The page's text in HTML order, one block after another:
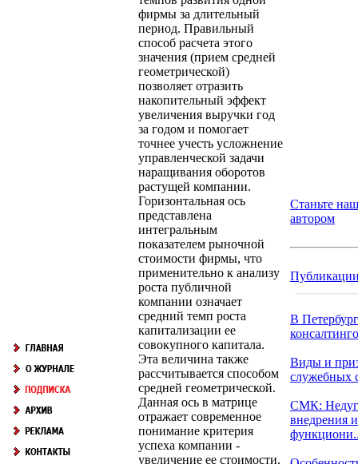
фирмы за длительный
период. Правильный
способ расчета этого
значения (прием средней
геометрической)
позволяет отразить
накопительный эффект
увеличения выручки год
за годом и помогает
точнее учесть усложнение
управленческой задачи
наращивания оборотов
растущей компании.
Горизонтальная ось
представлена
интегральным
показателем рыночной
стоимости фирмы, что
применительно к анализу
роста публичной
компании означает
средний темп роста
капитализации ее
совокупного капитала.
Эта величина также
рассчитывается способом
средней геометрической.
Данная ось в матрице
отражает современное
понимание критерия
успеха компании -
увеличение ее стоимости.
Станьте
автором
В
Виды и
служебных
СМК:
внедрения и